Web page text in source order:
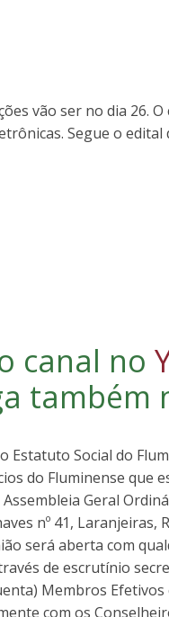
vão ser no dia 26.
Segue o edital
canal no
também
Estatuto Social do
do Fluminense que
Geral
nº 41, Laranjeiras,
será aberta com
de escrutínio
Membros Efetivos
com os